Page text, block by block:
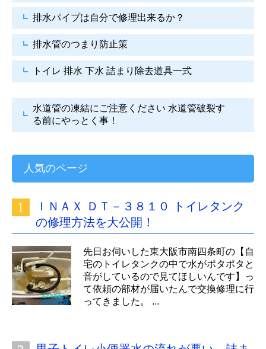
排水パイプは自分で修理出来るか？
排水管のつまり防止策
トイレ 排水 下水 詰まり除去道具一式
水道管の凍結にご注意ください 水道管破裂す
る前にやっとく事！
人気のページ
ＩＮＡＸ ＤＴ－３８１０ トイレタンク
の修理方法を大公開！
先日お伺いした東大阪市南四条町の【自
宅のトイレタンクの中で水がポタポタと
音がしているので見てほしいんです】っ
て依頼の部材が届いたんで交換修理に行
ってきました。 ...